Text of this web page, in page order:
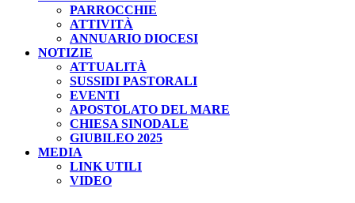
PARROCCHIE
ATTIVITÀ
ANNUARIO DIOCESI
NOTIZIE
ATTUALITÀ
SUSSIDI PASTORALI
EVENTI
APOSTOLATO DEL MARE
CHIESA SINODALE
GIUBILEO 2025
MEDIA
LINK UTILI
VIDEO